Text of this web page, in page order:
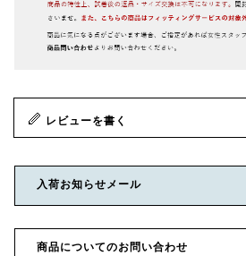
レビューを書く
入荷お知らせメール
商品についてのお問い合わせ